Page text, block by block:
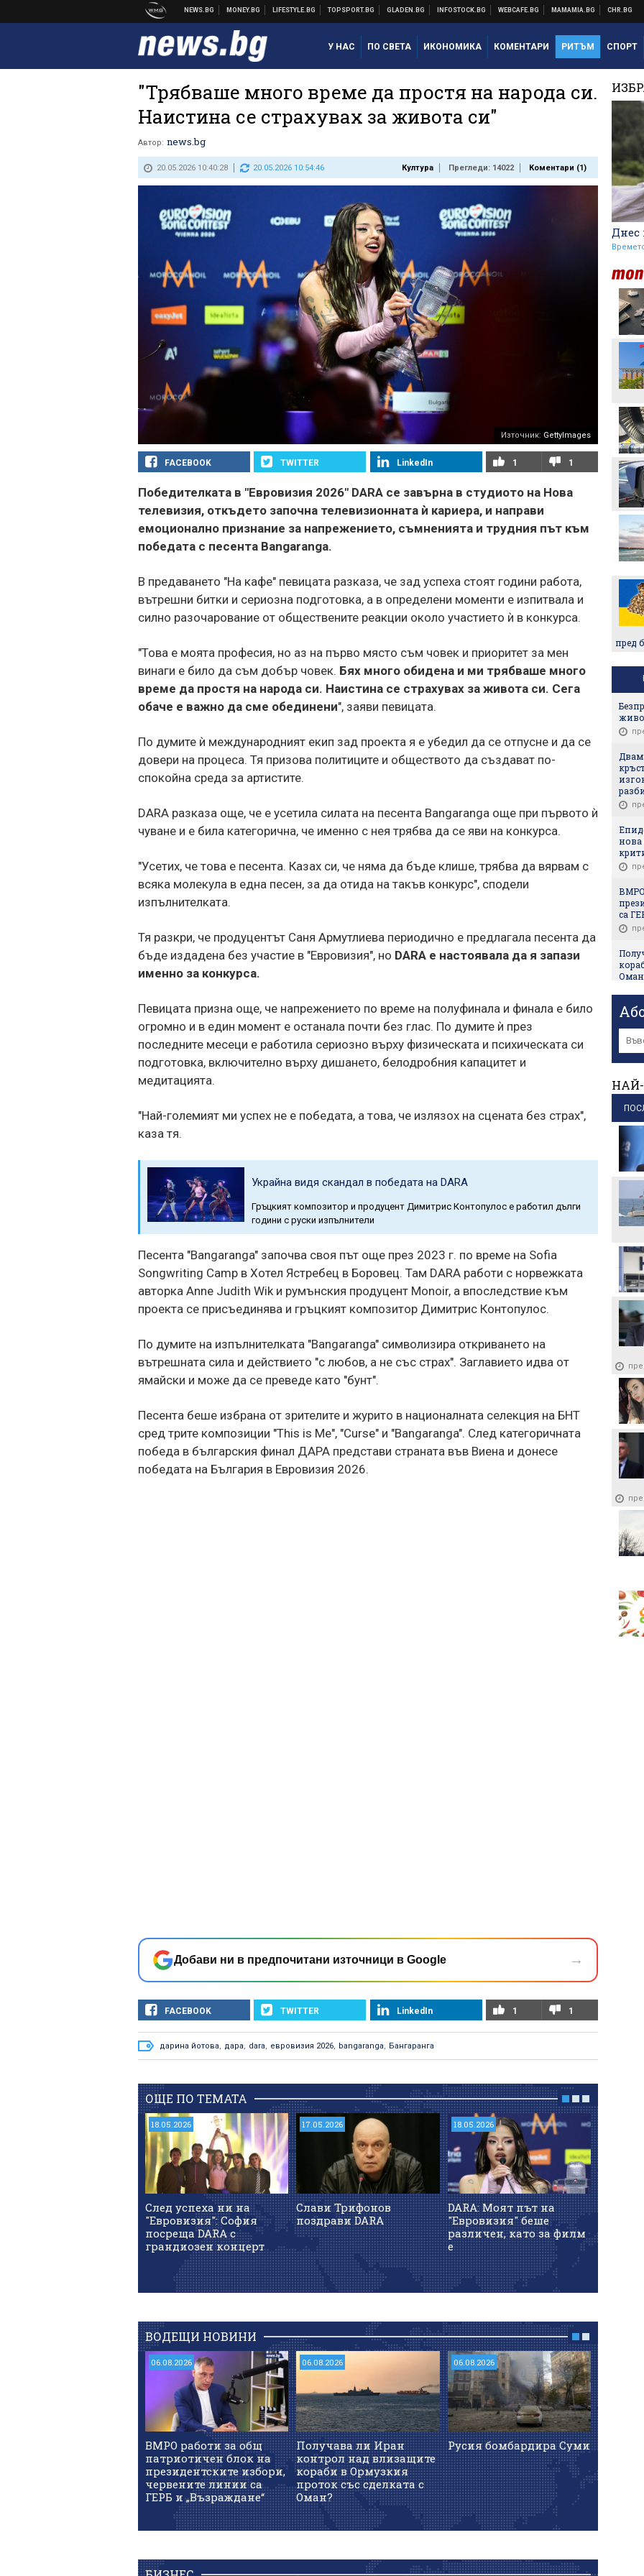
У НАС ПО СВЕТА ИКОНОМИКА КОМЕНТАРИ РИТЪМ СПОРТ
"Трябваше много време да простя на народа си.
Наистина се страхувах за живота си"
Автор: news.bg
20.05.2026 10:40:28 20.05.2026 10:54:46 Култура Прегледи: 14022 Коментари (1)
Източник: GettyImages
FACEBOOK TWITTER LinkedIn 1 1
Победителката в "Евровизия 2026" DARA се завърна в студиото на Нова
телевизия, откъдето започна телевизионната ѝ кариера, и направи
емоционално признание за напрежението, съмненията и трудния път към
победата с песента Bangaranga.
В предаването "На кафе" певицата разказа, че зад успеха стоят години работа,
вътрешни битки и сериозна подготовка, а в определени моменти е изпитвала и
силно разочарование от обществените реакции около участието ѝ в конкурса.
"Това е моята професия, но аз на първо място съм човек и приоритет за мен
винаги е било да съм добър човек. Бях много обидена и ми трябваше много
време да простя на народа си. Наистина се страхувах за живота си. Сега
обаче е важно да сме обединени", заяви певицата.
По думите ѝ международният екип зад проекта я е убедил да се отпусне и да се
довери на процеса. Тя призова политиците и обществото да създават по-
спокойна среда за артистите.
DARA разказа още, че е усетила силата на песента Bangaranga още при първото ѝ
чуване и е била категорична, че именно с нея трябва да се яви на конкурса.
"Усетих, че това е песента. Казах си, че няма да бъде клише, трябва да вярвам с
всяка молекула в една песен, за да отида на такъв конкурс", сподели
изпълнителката.
Тя разкри, че продуцентът Саня Армутлиева периодично е предлагала песента да
бъде издадена без участие в "Евровизия", но DARA е настоявала да я запази
именно за конкурса.
Певицата призна още, че напрежението по време на полуфинала и финала е било
огромно и в един момент е останала почти без глас. По думите ѝ през
последните месеци е работила сериозно върху физическата и психическата си
подготовка, включително върху дишането, белодробния капацитет и
медитацията.
"Най-големият ми успех не е победата, а това, че излязох на сцената без страх",
каза тя.
Украйна видя скандал в победата на DARA
Гръцкият композитор и продуцент Димитрис Контопулос е работил дълги
години с руски изпълнители
Песента "Bangaranga" започва своя път още през 2023 г. по време на Sofia
Songwriting Camp в Хотел Ястребец в Боровец. Там DARA работи с норвежката
авторка Anne Judith Wik и румънския продуцент Monoir, а впоследствие към
проекта се присъединява и гръцкият композитор Димитрис Контопулос.
По думите на изпълнителката "Bangaranga" символизира откриването на
вътрешната сила и действието "с любов, а не със страх". Заглавието идва от
ямайски и може да се преведе като "бунт".
Песента беше избрана от зрителите и журито в националната селекция на БНТ
сред трите композиции "This is Me", "Curse" и "Bangaranga". След категоричната
победа в българския финал ДАРА представи страната във Виена и донесе
победата на България в Евровизия 2026.
Добави ни в предпочитани източници в Google →
FACEBOOK TWITTER LinkedIn 1 1
дарина йотова, дара, dara, евровизия 2026, bangaranga, Бангаранга
ОЩЕ ПО ТЕМАТА
18.05.2026
След успеха ни на
"Евровизия": София
посреща DARA с
грандиозен концерт
17.05.2026
Слави Трифонов
поздрави DARA
18.05.2026
DARA: Моят път на
"Евровизия" беше
различен, като за филм
е
ВОДЕЩИ НОВИНИ
06.08.2026
ВМРО работи за общ
патриотичен блок на
президентските избори,
червените линии са
ГЕРБ и „Възраждане“
06.08.2026
Получава ли Иран
контрол над влизащите
кораби в Ормузкия
проток със сделката с
Оман?
06.08.2026
Русия бомбардира Суми
Днес
кандидат срещу
Инфантино
Акрам Бурас може да
отсъства дълго от
Христо Янев вече е
мача с Макаби
се окаже последния
евромач на "Герена" в
този му вид
пред
нова
ВМРО
са
2
на
къде